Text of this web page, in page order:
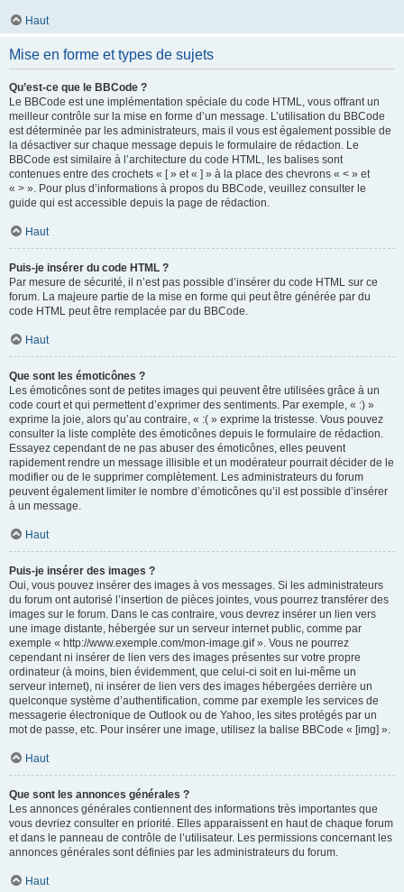
Haut
Mise en forme et types de sujets
Qu’est-ce que le BBCode ?
Le BBCode est une implémentation spéciale du code HTML, vous offrant un
meilleur contrôle sur la mise en forme d’un message. L’utilisation du BBCode
est déterminée par les administrateurs, mais il vous est également possible de
la désactiver sur chaque message depuis le formulaire de rédaction. Le
BBCode est similaire à l’architecture du code HTML, les balises sont
contenues entre des crochets « [ » et « ] » à la place des chevrons « < » et
« > ». Pour plus d’informations à propos du BBCode, veuillez consulter le
guide qui est accessible depuis la page de rédaction.
Haut
Puis-je insérer du code HTML ?
Par mesure de sécurité, il n’est pas possible d’insérer du code HTML sur ce
forum. La majeure partie de la mise en forme qui peut être générée par du
code HTML peut être remplacée par du BBCode.
Haut
Que sont les émoticônes ?
Les émoticônes sont de petites images qui peuvent être utilisées grâce à un
code court et qui permettent d’exprimer des sentiments. Par exemple, « :) »
exprime la joie, alors qu’au contraire, « :( » exprime la tristesse. Vous pouvez
consulter la liste complète des émoticônes depuis le formulaire de rédaction.
Essayez cependant de ne pas abuser des émoticônes, elles peuvent
rapidement rendre un message illisible et un modérateur pourrait décider de le
modifier ou de le supprimer complètement. Les administrateurs du forum
peuvent également limiter le nombre d’émoticônes qu’il est possible d’insérer
à un message.
Haut
Puis-je insérer des images ?
Oui, vous pouvez insérer des images à vos messages. Si les administrateurs
du forum ont autorisé l’insertion de pièces jointes, vous pourrez transférer des
images sur le forum. Dans le cas contraire, vous devrez insérer un lien vers
une image distante, hébergée sur un serveur internet public, comme par
exemple « http://www.exemple.com/mon-image.gif ». Vous ne pourrez
cependant ni insérer de lien vers des images présentes sur votre propre
ordinateur (à moins, bien évidemment, que celui-ci soit en lui-même un
serveur internet), ni insérer de lien vers des images hébergées derrière un
quelconque système d’authentification, comme par exemple les services de
messagerie électronique de Outlook ou de Yahoo, les sites protégés par un
mot de passe, etc. Pour insérer une image, utilisez la balise BBCode « [img] ».
Haut
Que sont les annonces générales ?
Les annonces générales contiennent des informations très importantes que
vous devriez consulter en priorité. Elles apparaissent en haut de chaque forum
et dans le panneau de contrôle de l’utilisateur. Les permissions concernant les
annonces générales sont définies par les administrateurs du forum.
Haut